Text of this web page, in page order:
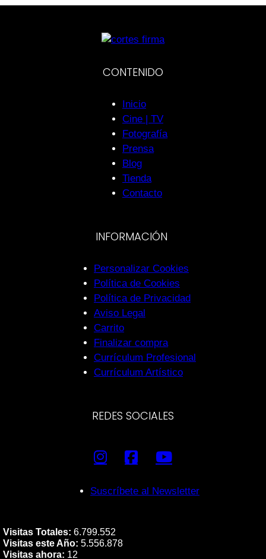
CONTENIDO
Inicio
Cine | TV
Fotografía
Prensa
Blog
Tienda
Contacto
INFORMACIÓN
Personalizar Cookies
Política de Cookies
Política de Privacidad
Aviso Legal
Carrito
Finalizar compra
Currículum Profesional
Currículum Artístico
REDES SOCIALES
Suscríbete al Newsletter
Visitas Totales: 6.799.552
Visitas este Año: 5.556.878
Visitas ahora: 12